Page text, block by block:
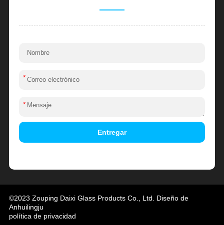
*
*
Entregar
©2023 Zouping Daixi Glass Products Co., Ltd. Diseño de
Anhuilingju
política de privacidad